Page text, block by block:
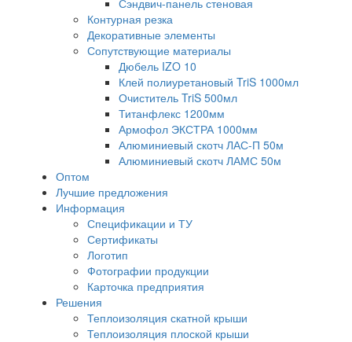
Сэндвич-панель стеновая
Контурная резка
Декоративные элементы
Сопутствующие материалы
Дюбель IZO 10
Клей полиуретановый TriS 1000мл
Очиститель TriS 500мл
Титанфлекс 1200мм
Армофол ЭКСТРА 1000мм
Алюминиевый скотч ЛАС-П 50м
Алюминиевый скотч ЛАМС 50м
Оптом
Лучшие предложения
Информация
Спецификации и ТУ
Сертификаты
Логотип
Фотографии продукции
Карточка предприятия
Решения
Теплоизоляция скатной крыши
Теплоизоляция плоской крыши